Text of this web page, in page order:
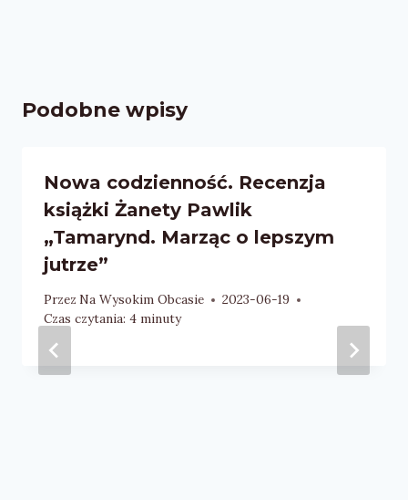
Podobne wpisy
Nowa codzienność. Recenzja
książki Żanety Pawlik
„Tamarynd. Marząc o lepszym
jutrze”
Przez Na Wysokim Obcasie
2023-06-19
Czas czytania: 4 minuty